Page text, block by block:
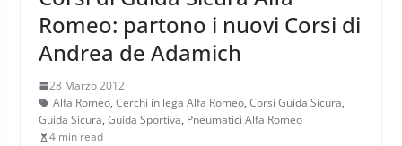
Romeo: partono i nuovi Corsi di
Andrea de Adamich
28 Marzo 2012
Alfa Romeo, Cerchi in lega Alfa Romeo, Corsi Guida Sicura,
Guida Sicura, Guida Sportiva, Pneumatici Alfa Romeo
4 min read